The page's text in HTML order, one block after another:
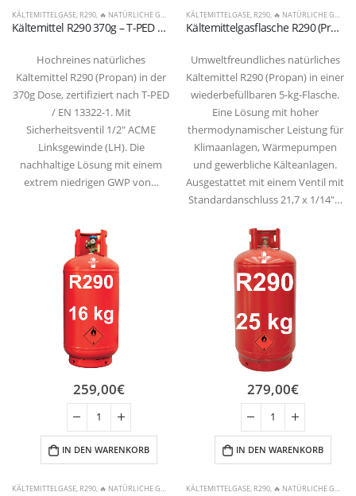
KÄLTEMITTELGASE, R290, 🔥 NATÜRLICHE GASE & ANDERE
Kältemittel R290 370g – T-PED Zylinder mit 1/2″ ACME Linksgewinde
Hochreines natürliches
Kältemittel R290 (Propan) in der
370g Dose, zertifiziert nach T-PED
/ EN 13322-1. Mit
Sicherheitsventil 1/2″ ACME
Linksgewinde (LH). Die
nachhaltige Lösung mit einem
extrem niedrigen GWP von…
KÄLTEMITTELGASE, R290, 🔥 NATÜRLICHE GASE & ANDERE
Kältemittelgasflasche R290 (Propan) 5 kg – Ventil 21,7 x 1/14″ links (T-PED-/EN 13322-1-zertifiziert)
Umweltfreundliches natürliches
Kältemittel R290 (Propan) in einer
wiederbefüllbaren 5-kg-Flasche.
Eine Lösung mit hoher
thermodynamischer Leistung für
Klimaanlagen, Wärmepumpen
und gewerbliche Kälteanlagen.
Ausgestattet mit einem Ventil mit
Standardanschluss 21,7 x 1/14″…
KÄLTEMITTELGASE, R290, 🔥 NATÜRLICHE GASE & ANDERE
259,00€
IN DEN WARENKORB
KÄLTEMITTELGASE, R290, 🔥 NATÜRLICHE GASE & ANDERE
279,00€
IN DEN WARENKORB